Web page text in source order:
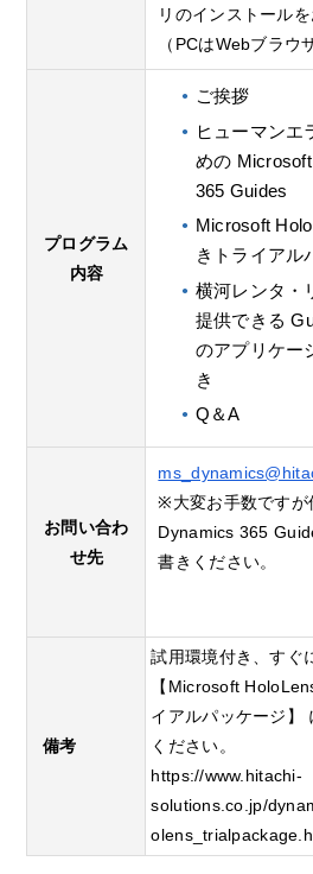
リのインストール
（PCはWebブラウ
プログラム
内容
ご挨拶
ヒューマンエ
めの
365 Guides
Microsoft
きトライアル
横河レンタ・
提供できる
のアプリケー
き
Q＆A
お問い合わ
せ先
※大変お手数です
Dynamics 365
書きください。
備考
試用環境付き、すぐ
【Microsoft
イアルパッケージ】
ください。
https://www.hitachi-
solutions.co.jp/